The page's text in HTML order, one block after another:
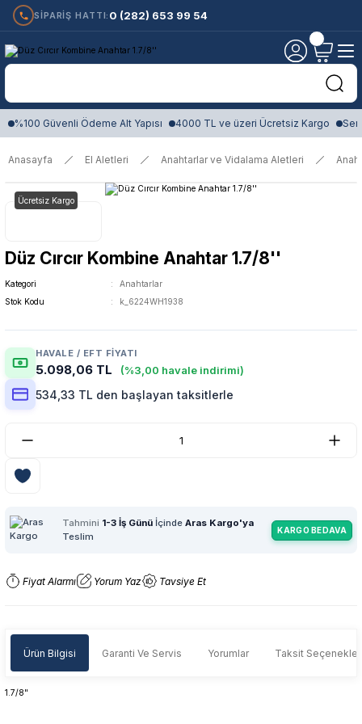
SİPARİŞ HATTI: 0 (282) 653 99 54
%100 Güvenli Ödeme Alt Yapısı 4000 TL ve üzeri Ücretsiz Kargo
Anasayfa El Aletleri Anahtarlar ve Vidalama Aletleri
Ücretsiz Kargo
Düz Cırcır Kombine Anahtar 1.7/8''
Kategori
Anahtarlar
Stok Kodu
k_6224WH1938
HAVALE / EFT FIYATI
5.098,06 TL (%3,00 havale indirimi)
534,33 TL den başlayan taksitlerle
Tahmini 1-3 İş Günü İçinde Aras Kargo'ya
Teslim
KARGO BEDAVA
Fiyat Alarmı Yorum Yaz Tavsiye Et
Ürün Bilgisi Garanti Ve Servis Yorumlar Taksit
1.7/8"